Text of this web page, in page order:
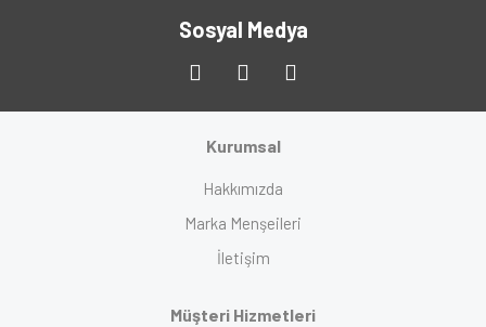
Sosyal Medya
Kurumsal
Hakkımızda
Marka Menşeileri
İletişim
Müşteri Hizmetleri